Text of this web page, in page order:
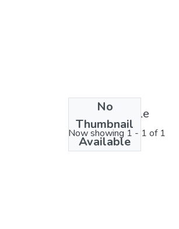
No
Thumbnail
Available
License bundle
Now showing 1 - 1 of 1